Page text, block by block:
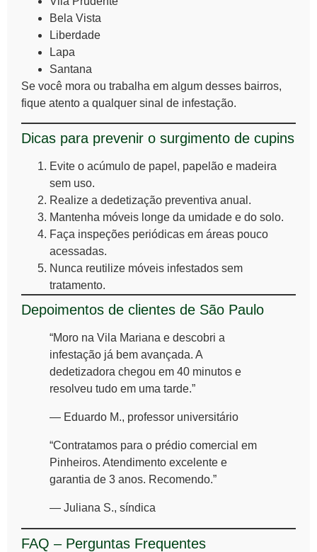
Bela Vista
Liberdade
Lapa
Santana
Se você mora ou trabalha em algum desses bairros,
fique atento a qualquer sinal de infestação.
Dicas para prevenir o surgimento de cupins
Evite o acúmulo de papel, papelão e madeira
sem uso.
Realize a dedetização preventiva anual.
Mantenha móveis longe da umidade e do solo.
Faça inspeções periódicas em áreas pouco
acessadas.
Nunca reutilize móveis infestados sem
tratamento.
Depoimentos de clientes de São Paulo
“Moro na Vila Mariana e descobri a
infestação já bem avançada. A
dedetizadora chegou em 40 minutos e
resolveu tudo em uma tarde.”
— Eduardo M., professor universitário
“Contratamos para o prédio comercial em
Pinheiros. Atendimento excelente e
garantia de 3 anos. Recomendo.”
— Juliana S., síndica
FAQ – Perguntas Frequentes